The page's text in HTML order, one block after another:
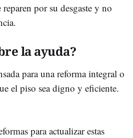
por su desgaste y no
la ayuda?
para una reforma integral o
el piso sea digno y eficiente.
para actualizar estas